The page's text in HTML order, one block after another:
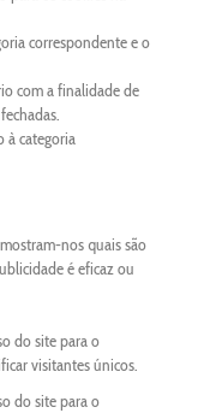
correspondente e o
com a finalidade de
à categoria
nos quais são
é eficaz ou
do site para o
visitantes únicos.
do site para o